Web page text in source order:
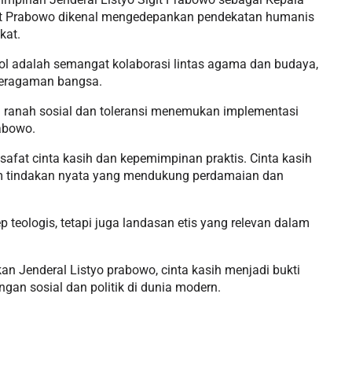
dikenal mengedepankan pendekatan humanis
adalah semangat kolaborasi lintas agama dan budaya,
bangsa.
sosial dan toleransi menemukan implementasi
cinta kasih dan kepemimpinan praktis. Cinta kasih
nyata yang mendukung perdamaian dan
teologis, tetapi juga landasan etis yang relevan dalam
Jenderal Listyo prabowo, cinta kasih menjadi bukti
sosial dan politik di dunia modern.